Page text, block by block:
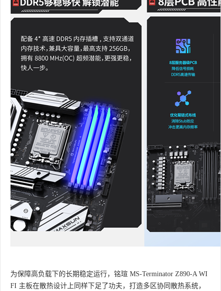
为保障高负载下的长期稳定运行，铭瑄 MS-Terminator Z890-A WI
FI 主板在散热设计上同样下足了功夫，打造多区协同散热系统，